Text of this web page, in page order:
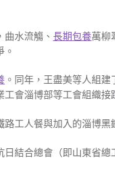
曲水流觴、長期包養萬柳
。同年，王盡美等人組
工會淄博部等工會組織接
路工人餐與加入的淄博黑
日結合總會（即山東省